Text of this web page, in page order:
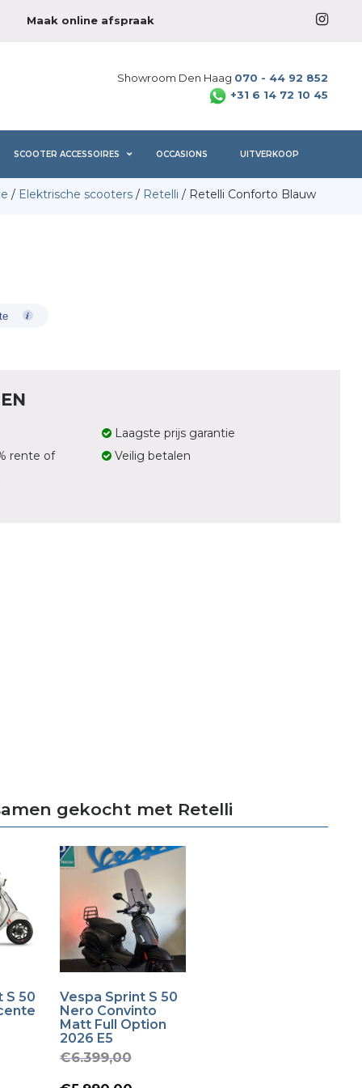
Maak online afspraak
Showroom Den Haag 070 - 44 92 852
+31 6 14 72 10 45
SCOOTER ACCESSOIRES OCCASIONS UITVERKOOP
/ Elektrische scooters / Retelli / Retelli Conforto Blauw
rente of
Laagste prijs garantie
Veilig betalen
gekocht met Retelli
S 50
Vespa Sprint S 50
Nero Convinto
Matt Full Option
2026 E5
€6.399,00Oorspronkelijke